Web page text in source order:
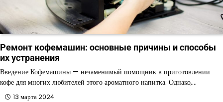
Ремонт кофемашин: основные причины и способы
их устранения
Введение Кофемашины — незаменимый помощник в приготовлении
кофе для многих любителей этого ароматного напитка. Однако,…
13 марта 2024